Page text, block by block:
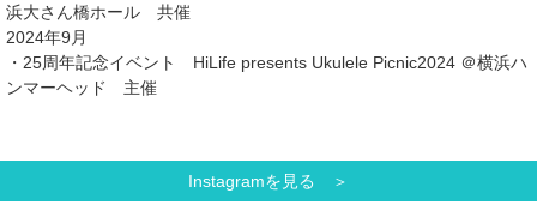
浜大さん橋ホール 共催
2024年9月
・25周年記念イベント HiLife presents Ukulele Picnic2024 ＠横浜ハ
ンマーヘッド 主催
Instagramを見る ＞